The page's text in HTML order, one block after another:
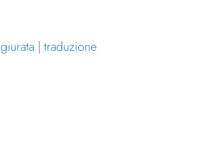
|traduzione